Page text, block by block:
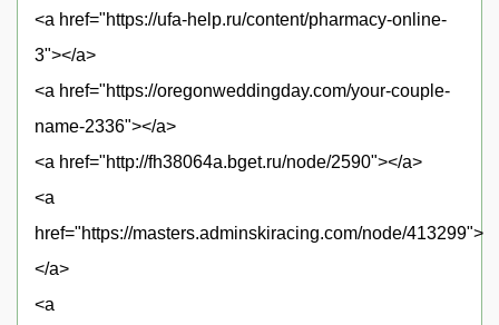
<a href="https://ufa-help.ru/content/pharmacy-online-
3"></a>
<a href="https://oregonweddingday.com/your-couple-
name-2336"></a>
<a href="http://fh38064a.bget.ru/node/2590"></a>
<a
href="https://masters.adminskiracing.com/node/413299">
</a>
<a